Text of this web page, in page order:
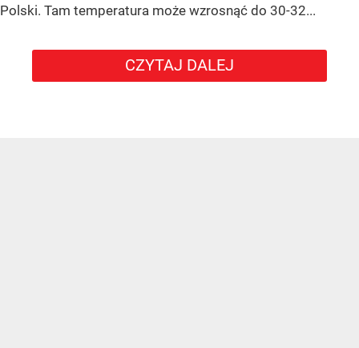
Polski. Tam temperatura może wzrosnąć do 30-32...
CZYTAJ DALEJ